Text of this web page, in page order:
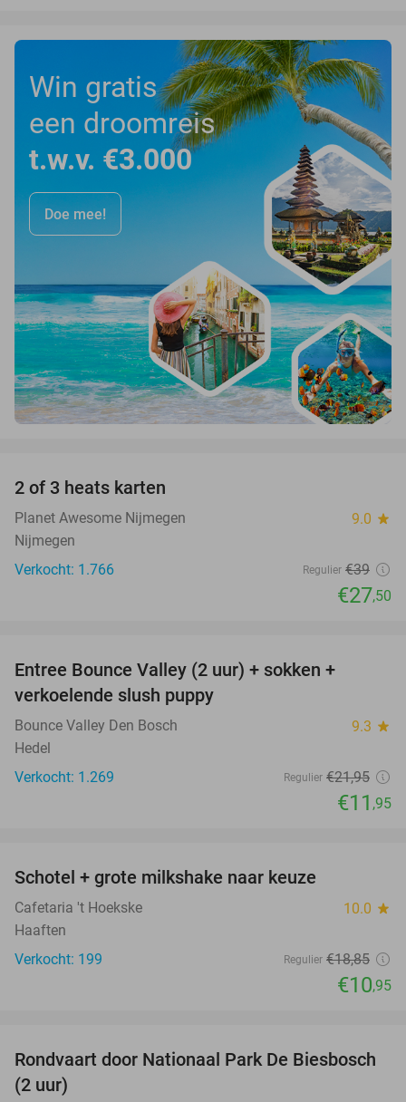
Win gratis
een droomreis
t.w.v. €3.000
Doe mee!
2 of 3 heats karten
Planet Awesome Nijmegen 9.0 star
Nijmegen
Verkocht: 1.766
Regulier €39
€27,50
Entree Bounce Valley (2 uur) + sokken +
verkoelende slush puppy
Bounce Valley Den Bosch 9.3 star
Hedel
Verkocht: 1.269
Regulier €21,95
€11 ,95
Schotel + grote milkshake naar keuze
Cafetaria 't Hoekske 10.0 star
Haaften
Verkocht: 199
Regulier €18,85
€10,95
21%
Rondvaart door Nationaal Park De Biesbosch
(2 uur)